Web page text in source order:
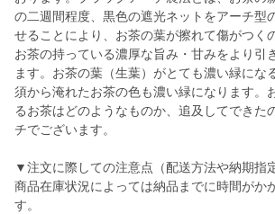
の二週間程度、黒色の遮光ネットをアーチ型
せることにより、お茶の葉が擦れて傷がつく
お茶の持っている濃厚な旨み・甘みをより引
ます。お茶の葉（生葉）がとても濃い緑にな
須から淹れたお茶の色も濃い緑になります。
るお茶はどのようなものか、追及してできた
チでございます。
▼注文に際しての注意点（配送方法や納期指
商品在庫状況によっては納品までに時間がか
す。